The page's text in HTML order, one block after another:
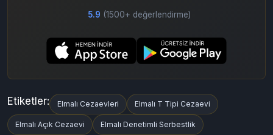
5.9 (1500+ değerlendirme)
Etiketler: Elmalı Cezaevleri Elmalı T Tipi Cezaevi
Elmalı Açık Cezaevi Elmalı Denetimli Serbestlik